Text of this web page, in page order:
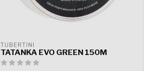
TUBERTINI
TATANKA EVO GREEN 150M